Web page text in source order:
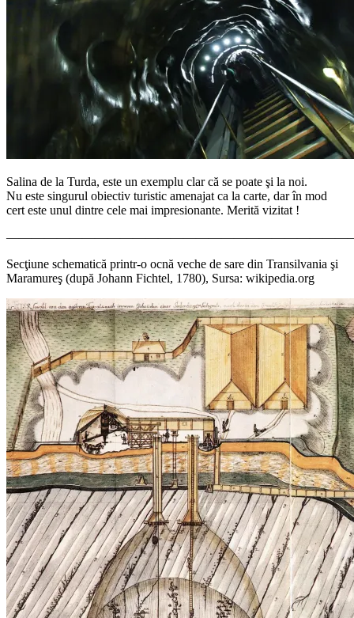
Salina de la Turda, este un exemplu clar că se poate şi la noi.
Nu este singurul obiectiv turistic amenajat ca la carte, dar în mod
cert este unul dintre cele mai impresionante. Merită vizitat !
Secţiune schematică printr-o ocnă veche de sare din Transilvania şi
Maramureş (după Johann Fichtel, 1780), Sursa: wikipedia.org